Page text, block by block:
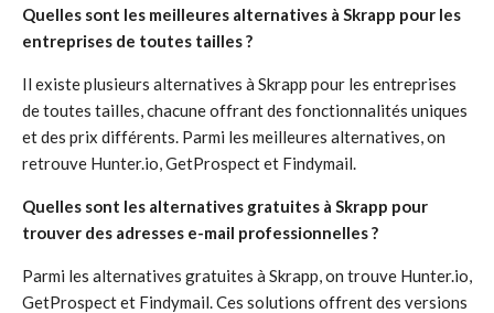
Quelles sont les meilleures alternatives à Skrapp pour les
entreprises de toutes tailles ?
Il existe plusieurs alternatives à Skrapp pour les entreprises
de toutes tailles, chacune offrant des fonctionnalités uniques
et des prix différents. Parmi les meilleures alternatives, on
retrouve Hunter.io, GetProspect et Findymail.
Quelles sont les alternatives gratuites à Skrapp pour
trouver des adresses e-mail professionnelles ?
Parmi les alternatives gratuites à Skrapp, on trouve Hunter.io,
GetProspect et Findymail. Ces solutions offrent des versions